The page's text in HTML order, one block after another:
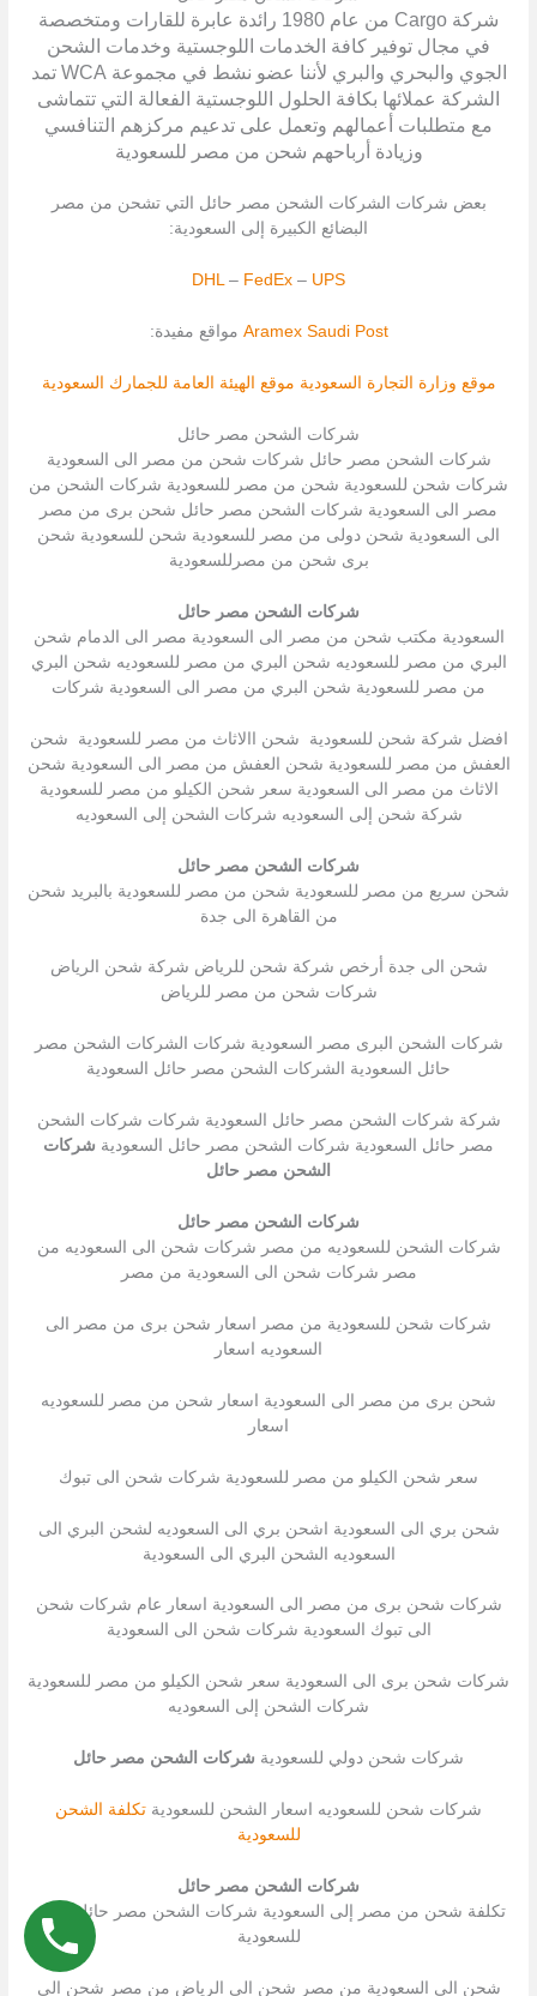
شركة Cargo من عام 1980 رائدة عابرة للقارات ومتخصصة
في مجال توفير كافة الخدمات اللوجستية وخدمات الشحن
الجوي والبحري والبري لأننا عضو نشط في مجموعة WCA تمد
الشركة عملائها بكافة الحلول اللوجستية الفعالة التي تتماشى
مع متطلبات أعمالهم وتعمل على تدعيم مركزهم التنافسي
وزيادة أرباحهم شحن من مصر للسعودية
بعض شركات الشركات الشحن مصر حائل التي تشحن من مصر
البضائع الكبيرة إلى السعودية:
DHL – FedEx – UPS
Aramex Saudi Post مواقع مفيدة:
موقع وزارة التجارة السعودية موقع الهيئة العامة للجمارك السعودية
شركات الشحن مصر حائل
شركات الشحن مصر حائل شركات شحن من مصر الى السعودية
شركات شحن للسعودية شحن من مصر للسعودية شركات الشحن من
مصر الى السعودية شركات الشحن مصر حائل شحن برى من مصر
الى السعودية شحن دولى من مصر للسعودية شحن للسعودية شحن
برى شحن من مصرللسعودية
شركات الشحن مصر حائل
السعودية مكتب شحن من مصر الى السعودية مصر الى الدمام شحن
البري من مصر للسعوديه شحن البري من مصر للسعوديه شحن البري
من مصر للسعودية شحن البري من مصر الى السعودية شركات
افضل شركة شحن للسعودية شحن االاثاث من مصر للسعودية شحن
العفش من مصر للسعودية شحن العفش من مصر الى السعودية شحن
الاثاث من مصر الى السعودية سعر شحن الكيلو من مصر للسعودية
شركة شحن إلى السعوديه شركات الشحن إلى السعوديه
شركات الشحن مصر حائل
شحن سريع من مصر للسعودية شحن من مصر للسعودية بالبريد شحن
من القاهرة الى جدة
شحن الى جدة أرخص شركة شحن للرياض شركة شحن الرياض
شركات شحن من مصر للرياض
شركات الشحن البرى مصر السعودية شركات الشركات الشحن مصر
حائل السعودية الشركات الشحن مصر حائل السعودية
شركة شركات الشحن مصر حائل السعودية شركات شركات الشحن
مصر حائل السعودية شركات الشحن مصر حائل السعودية شركات
الشحن مصر حائل
شركات الشحن مصر حائل
شركات الشحن للسعوديه من مصر شركات شحن الى السعوديه من
مصر شركات شحن الى السعودية من مصر
شركات شحن للسعودية من مصر اسعار شحن برى من مصر الى
السعوديه اسعار
شحن برى من مصر الى السعودية اسعار شحن من مصر للسعوديه
اسعار
سعر شحن الكيلو من مصر للسعودية شركات شحن الى تبوك
شحن بري الى السعودية اشحن بري الى السعوديه لشحن البري الى
السعوديه الشحن البري الى السعودية
شركات شحن برى من مصر الى السعودية اسعار عام شركات شحن
الى تبوك السعودية شركات شحن الى السعودية
شركات شحن برى الى السعودية سعر شحن الكيلو من مصر للسعودية
شركات الشحن إلى السعوديه
شركات شحن دولي للسعودية شركات الشحن مصر حائل
شركات شحن للسعوديه اسعار الشحن للسعودية تكلفة الشحن
للسعودية
شركات الشحن مصر حائل
تكلفة شحن من مصر إلى السعودية شركات الشحن مصر حائل شحن
للسعودية
شحن الى السعودية من مصر شحن الى الرياض من مصر شحن الى